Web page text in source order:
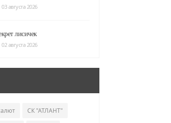
03 августа 2026
лисичек
02 августа 2026
СК "АТЛАНТ"